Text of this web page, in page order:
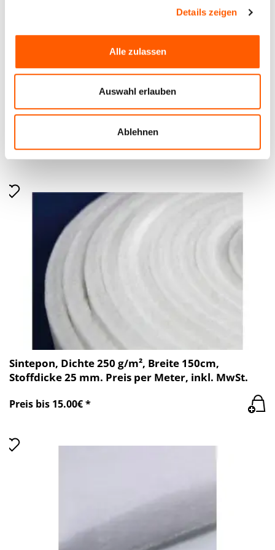
zu können und die Zugriffe auf unsere Website zu
analysieren. Außerdem geben wir Informationen zu Ihrer
Verwendung unserer Website an unsere Partner für
Partner führen diese Informationen möglicherweise mit
weiteren Daten zusammen, die Sie ihnen bereitgestellt
haben oder die sie im Rahmen Ihrer Nutzung der Dienste
gesammelt haben.
Details zeigen
Alle zulassen
Auswahl erlauben
Ablehnen
Sintepon, Dichte 150 g/m², Breite 150 cm,
Preis bis 13.35€ *
Sintepon, Dichte 250 g/m², Breite 150cm,
Stoffdicke 25 mm. Preis per Meter, inkl. MwSt.
Preis bis 15.00€ *